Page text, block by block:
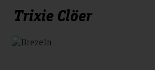
Trixie Clöer